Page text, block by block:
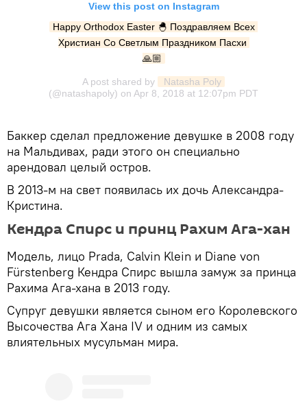
View this post on Instagram
Happy Orthodox Easter 🐣 Поздравляем Всех
Христиан Со Светлым Праздником Пасхи
🙏🏼
A post shared by
Natasha Poly
(@natashapoly) on Apr 8, 2018 at 12:07pm PDT
Баккер сделал предложение девушке в 2008 году
на Мальдивах, ради этого он специально
арендовал целый остров.
В 2013-м на свет появилась их дочь Александра-
Кристина.
Кендра Спирс и принц Рахим Ага-хан
Модель, лицо Prada, Calvin Klein и Diane von
Fürstenberg Кендра Спирс вышла замуж за принца
Рахима Ага-хана в 2013 году.
Супруг девушки является сыном его Королевского
Высочества Ага Хана IV и одним из самых
влиятельных мусульман мира.